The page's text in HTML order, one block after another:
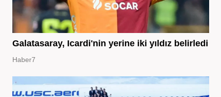
Galatasaray, Icardi'nin yerine iki yıldız belirledi
Haber7